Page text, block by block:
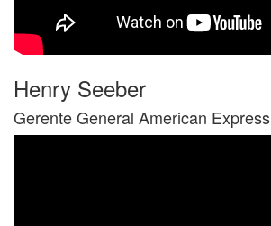
Henry Seeber
Gerente General American Express